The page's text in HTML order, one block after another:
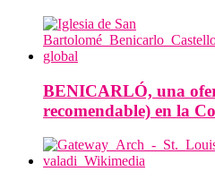
BENICARLÓ, una
recomendable) en la